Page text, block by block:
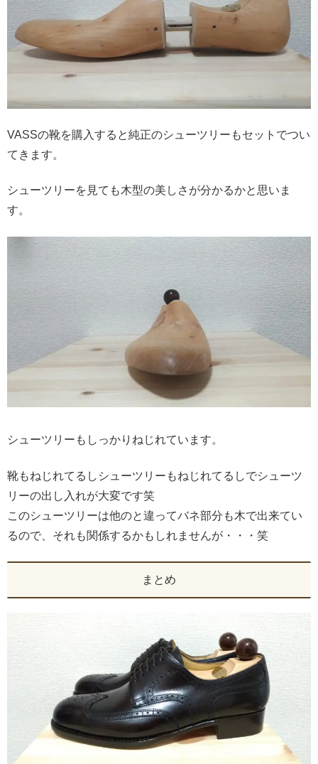
VASSの靴を購入すると純正のシューツリーもセットでつい
てきます。
シューツリーを見ても木型の美しさが分かるかと思いま
す。
シューツリーもしっかりねじれています。
靴もねじれてるしシューツリーもねじれてるしでシューツ
リーの出し入れが大変です笑
このシューツリーは他のと違ってバネ部分も木で出来てい
るので、それも関係するかもしれませんが・・・笑
まとめ